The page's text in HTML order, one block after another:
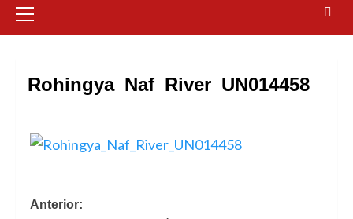
primario
Rohingya_Naf_River_UN014458
Navegación
Anterior: